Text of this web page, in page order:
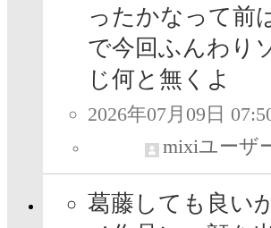
ったかなって前
で今回ふんわり
じ何と無くよ
2026年07月09日
mixiユーザ
葛藤しても良い